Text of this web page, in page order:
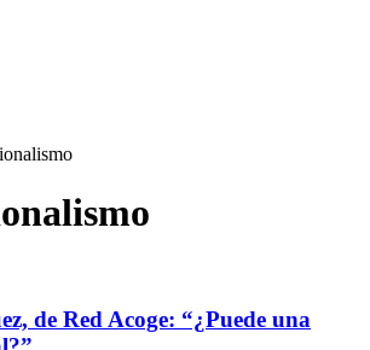
de Red Acoge: “¿Puede una